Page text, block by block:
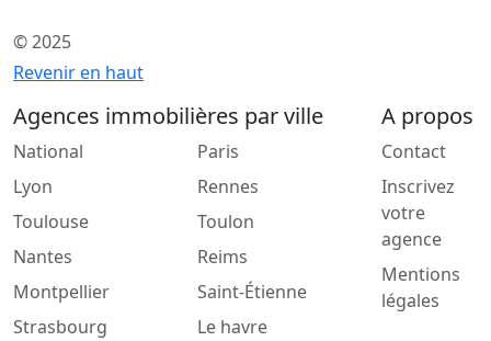
© 2025
Revenir en haut
Agences immobilières par ville
National
Lyon
Toulouse
Nantes
Montpellier
Strasbourg
Paris
Rennes
Toulon
Reims
Saint-Étienne
Le havre
A propos
Contact
Inscrivez
votre
agence
Mentions
légales